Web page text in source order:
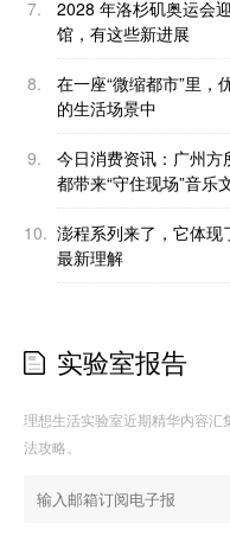
7.
2028 年洛杉矶奥运会
馆，有这些新进展
8.
在一座“微缩都市”里
的生活场景中
9.
今日消费资讯：广州
都带来“守住现场”音乐
10. 澎程系列来了，它体现
最新理解
实验室报告
理想生活实验室近期精华内容
法攻略。